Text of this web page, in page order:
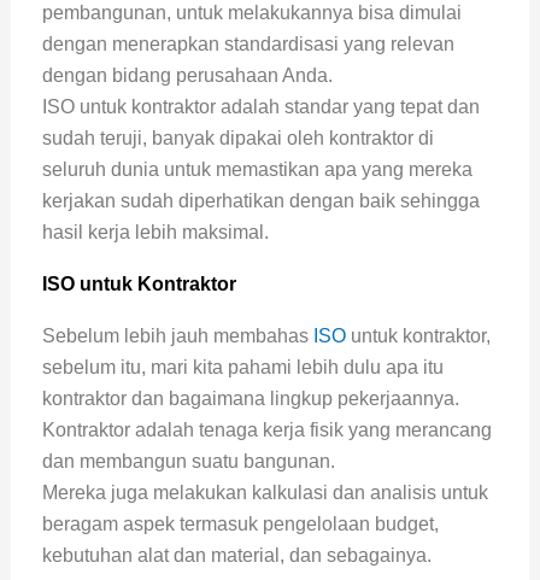
pembangunan, untuk melakukannya bisa dimulai
dengan menerapkan standardisasi yang relevan
dengan bidang perusahaan Anda.
ISO untuk kontraktor adalah standar yang tepat dan
sudah teruji, banyak dipakai oleh kontraktor di
seluruh dunia untuk memastikan apa yang mereka
kerjakan sudah diperhatikan dengan baik sehingga
hasil kerja lebih maksimal.
ISO untuk Kontraktor
Sebelum lebih jauh membahas ISOuntuk kontraktor,
sebelum itu, mari kita pahami lebih dulu apa itu
kontraktor dan bagaimana lingkup pekerjaannya.
Kontraktor adalah tenaga kerja fisik yang merancang
dan membangun suatu bangunan.
Mereka juga melakukan kalkulasi dan analisis untuk
beragam aspek termasuk pengelolaan budget,
kebutuhan alat dan material, dan sebagainya.